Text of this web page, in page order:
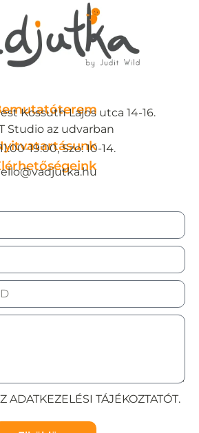
Kossuth Lajos utca 14-16.
Studio az udvarban
19:00, Szo: 10-14.
ADATKEZELÉSI TÁJÉKOZTATÓT.